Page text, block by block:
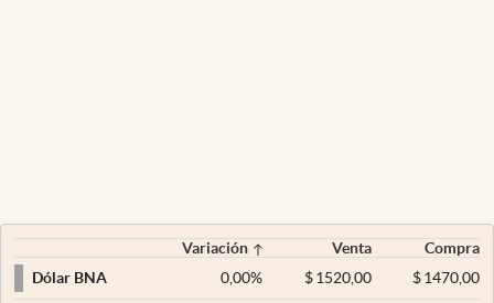
Variación Venta
Compra
Dólar BNA
0,00% $ 1520,00 $1470,00